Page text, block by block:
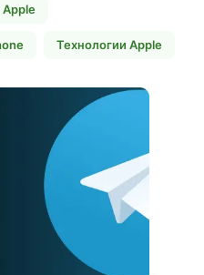
Apple
Технологии Apple